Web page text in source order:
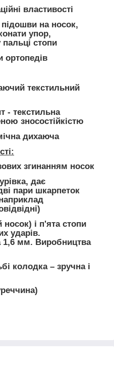
властивості
на носок,
упор,
стопи
ортопедів
текстильний
- текстильна
зносостійкістю
дихаюча
згинанням носок
дає
пари шкарпеток
і п'ята стопи
ударів.
мм. Виробництва
колодка – зручна і